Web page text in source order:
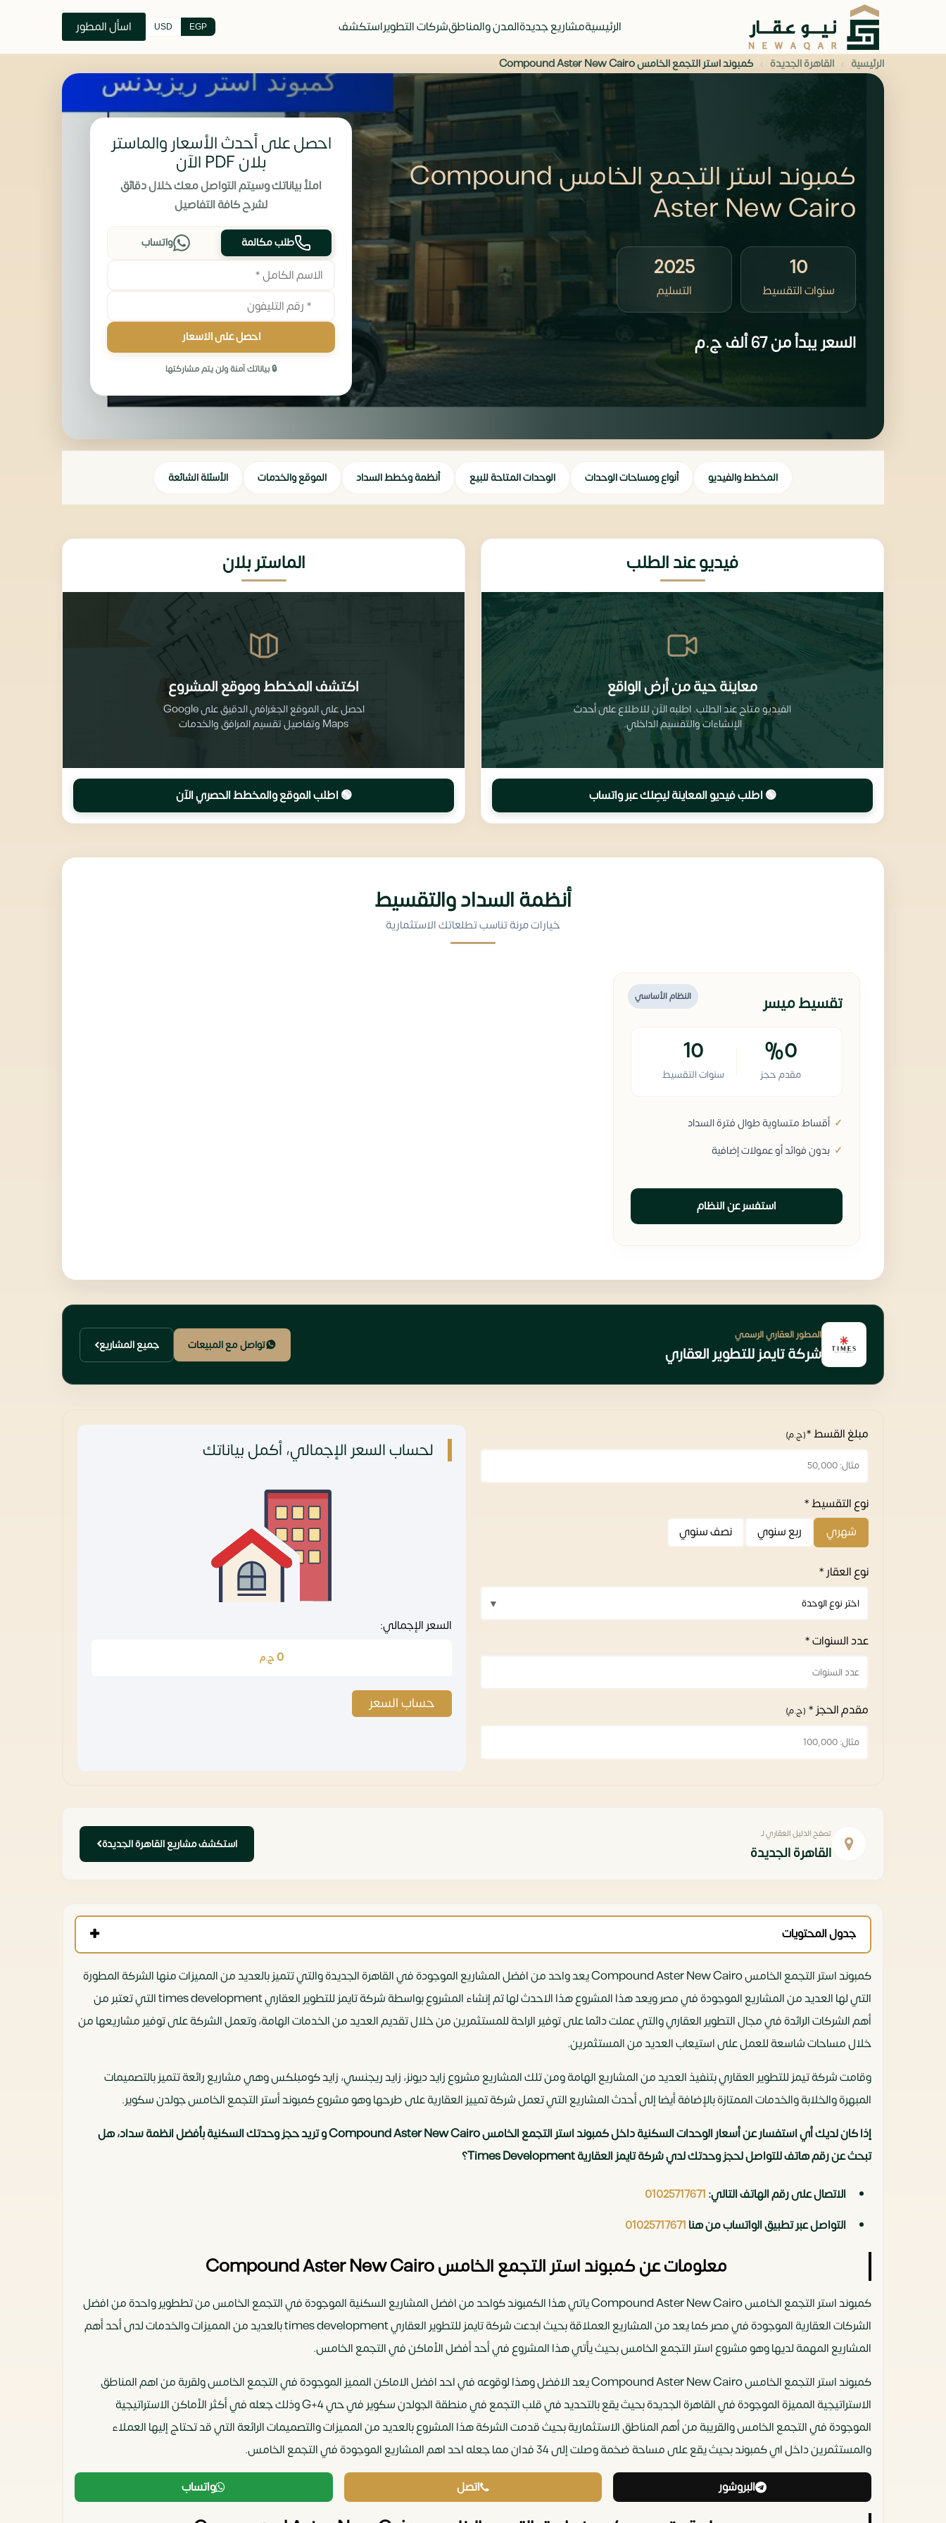
الرئيسيةمشاريع جديدةالمدن والمناطقشركات التطويراستكشف EGP
USD اسأل المطور
الرئيسية › القاهرة الجديدة › كمبوند استر التجمع الخامس Compound Aster New Cairo
كمبوند استر التجمع الخامس Compound
Aster New Cairo
10
سنوات التقسيط
2025
التسليم
السعر يبدأ من67 ألف ج.م
احصل على أحدث الأسعار والماستر
بلان PDF الآن
املأ بياناتك وسيتم التواصل معك خلال دقائق
لشرح كافة التفاصيل
طلب مكالمة واتساب
احصل على الاسعار
🔒 بياناتك آمنة ولن يتم مشاركتها
المخطط والفيديو أنواع ومساحات الوحدات الوحدات المتاحة للبيع أنظمة وخطط السداد الموقع والخدمات الأسئلة الشائعة
فيديو عند الطلب
معاينة حية من أرض الواقع
الفيديو متاح عند الطلب. اطلبه الآن للاطلاع على أحدث
الإنشاءات والتقسيم الداخلي.
🟢 اطلب فيديو المعاينة ليصِلك عبر واتساب
الماستر بلان
اكتشف المخطط وموقع المشروع
احصل على الموقع الجغرافي الدقيق على Google
Maps وتفاصيل تقسيم المرافق والخدمات
🟢 اطلب الموقع والمخطط الحصري الآن
أنظمة السداد والتقسيط
خيارات مرنة تناسب تطلعاتك الاستثمارية
النظام الأساسي تقسيط ميسر
%0
مقدم حجز
10
سنوات التقسيط
أقساط متساوية طوال فترة السداد
بدون فوائد أو عمولات إضافية
استفسر عن النظام
المطور العقاري الرسمي
شركة تايمز للتطوير العقاري تواصل مع المبيعات جميع المشاريع
مبلغ القسط *(ج.م)
نوع التقسيط *
شهري
ربع سنوي نصف سنوي
نوع العقار *
عدد السنوات *
مقدم الحجز * (ج.م)
لحساب السعر الإجمالي، أكمل بياناتك
السعر الإجمالي:
0 ج.م
حساب السعر
تصفح الدليل العقاري لـ
القاهرة الجديدة استكشف مشاريع القاهرة الجديدة
جدول المحتويات
كمبوند استر التجمع الخامس Compound Aster New Cairo يعد واحد من افضل المشاريع الموجودة في القاهرة الجديدة والتي تتميز بالعديد من المميزات منها الشركة المطورة
التي لها العديد من المشاريع الموجودة في مصر ويعد هذا المشروع هذا الاحدث لها تم إنشاء المشروع بواسطة شركة تايمز للتطوير العقاري times development التي تعتبر من
أهم الشركات الرائدة في مجال التطوير العقاري والتي عملت دائما على توفير الراحة للمستثمرين من خلال تقديم العديد من الخدمات الهامة، وتعمل الشركة على توفير مشاريعها من
خلال مساحات شاسعة للعمل على استيعاب العديد من المستثمرين.
وقامت شركة تيمز للتطوير العقاري بتنفيذ العديد من المشاريع الهامة ومن تلك المشاريع مشروع زايد ديونز، زايد ريجنسي، زايد كومبلكس وهي مشاريع رائعة تتميز بالتصميمات
المبهرة والخلابة والخدمات الممتازة بالإضافة أيضا إلى أحدث المشاريع التي تعمل شركة تمييز العقارية على طرحها وهو مشروع كمبوند أستر التجمع الخامس جولدن سكوير.
إذا كان لديك أي استفسار عن أسعار الوحدات السكنية داخل كمبوند استر التجمع الخامس Compound Aster New Cairo و تريد حجز وحدتك السكنية بأفضل انظمة سداد، هل
تبحث عن رقم هاتف للتواصل لحجز وحدتك لدي شركة تايمز العقارية Times Development؟
الاتصال على رقم الهاتف التالي:01025717671
التواصل عبر تطبيق الواتساب من هنا01025717671
معلومات عن كمبوند استر التجمع الخامس Compound Aster New Cairo
كمبوند استر التجمع الخامس Compound Aster New Cairo ياتي هذا الكمبوند كواحد من افضل المشاريع السكنية الموجودة في التجمع الخامس من تططوير واحدة من افضل
الشركات العقارية الموجودة في مصر كما يعد من المشاريع العملاقة بحيث ابدعت شركة تايمز للتطوير العقاري times development بالعديد من المميزات والخدمات لدى أحد أهم
المشاريع المهمة لديها وهو مشروع استر التجمع الخامس بحيث يأتي هذا المشروع في أحد أفضل الأماكن في التجمع الخامس.
كمبوند استر التجمع الخامس Compound Aster New Cairo يعد الافضل وهذا لوقوعه في احد افضل الاماكن المميز الموجودة في التجمع الخامس ولقربة من اهم المناطق
الاستراتيجية المميزة الموجودة في القاهرة الجديدة بحيث يقع بالتحديد في قلب التجمع في منطقة الجولدن سكوير في حي G+4 وذلك جعله في أكثر الأماكن الاستراتيجية
الموجودة في التجمع الخامس والقريبة من أهم المناطق الاستثمارية بحيث قدمت الشركة هذا المشروع بالعديد من المميزات والتصميمات الرائعة التي قد تحتاج إليها العملاء
والمستثمرين داخل اي كمبوند بحيث يقع على مساحة ضخمة وصلت إلى 34 فدان مما جعله احد اهم المشاريع الموجودة في التجمع الخامس.
البروشور اتصل واتساب